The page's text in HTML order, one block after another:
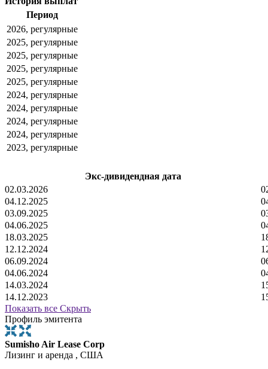
Период
2026, регулярные
2025, регулярные
2025, регулярные
2025, регулярные
2025, регулярные
2024, регулярные
2024, регулярные
2024, регулярные
2024, регулярные
2023, регулярные
Экс-дивидендная дата
02.03.2026
04.12.2025
03.09.2025
04.06.2025
18.03.2025
12.12.2024
06.09.2024
04.06.2024
14.03.2024
14.12.2023
Показать все Скрыть
Профиль эмитента
Sumisho Air Lease Corp
Лизинг и аренда , США